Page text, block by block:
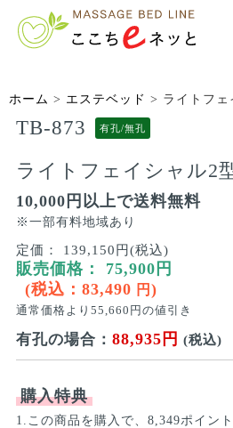
ホーム > エステベッド > ライトフェ
TB-873 有孔/無孔
ライトフェイシャル2
10,000円以上で送料無料
※一部有料地域あり
定価：
139,150円(税込)
販売価格： 75,900 円
(税込： 83,490 円 )
通常価格より 55,660 円の値引き
有孔の場合： 88,935円 (税込)
購入特典
1.この商品を購入で、8,349ポイン